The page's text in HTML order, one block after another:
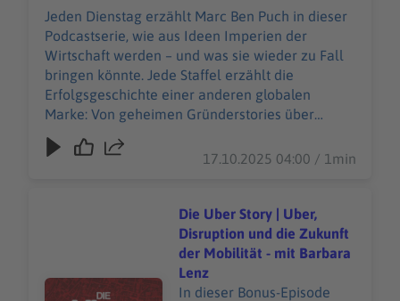
Gründerstories über
verhängnisvolle
Entscheidungen bis zu den
Momenten, in denen alles
auf dem Spiel
steht.https://imperium.podi
Datenschutzrichtlinien
https://art19.com/privacy.
Die Datenschutzrichtlinien
für Kalifornien sind unter
https://art19.com/privacy#
do-not-sell-my-info
Jeden Dienstag erzählt Marc Ben Puch in dieser
Podcastserie, wie aus Ideen Imperien der
Wirtschaft werden – und was sie wieder zu Fall
bringen könnte. Jede Staffel erzählt die
Erfolgsgeschichte einer anderen globalen
Marke: Von geheimen Gründerstories über
verhängnisvolle Entscheidungen bis zu den
Momenten, in denen alles auf dem Spiel
finden Sie unter https://art19.com/privacy. Die
Datenschutzrichtlinien für Kalifornien sind unter
https://art19.com/privacy#do-not-sell-my-info
17.10.2025 04:00 / 1min
Audiotitel - Die Uber Story | Uber, Disruption und die
Die Uber Story | Uber,
Disruption und die Zukunft
der Mobilität - mit Barbara
Lenz
In dieser Bonus-Episode